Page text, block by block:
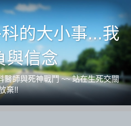
的大小事...我
與信念
醫師與死神戰鬥 ~~ 站在生死交關
棄!!